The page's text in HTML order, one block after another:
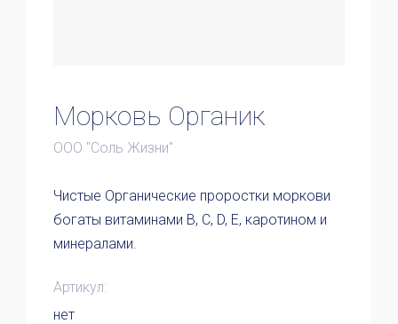
Морковь Органик
ООО "Соль Жизни"
Чистые Органические проростки моркови
богаты витаминами В, С, D, Е, каротином и
минералами.
Артикул:
нет